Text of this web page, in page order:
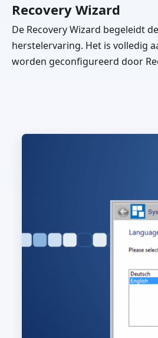
Recovery Wizard
De Recovery Wizard begeleidt
herstelervaring. Het is volledig
worden geconfigureerd door